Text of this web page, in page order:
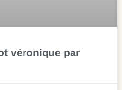
véronique par